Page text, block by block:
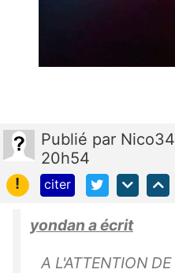
Publié par Nico34
20h54
!
citer
yondan a écrit
A L'ATTENTION DE